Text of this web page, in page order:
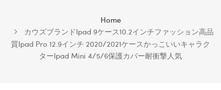
Home
カウズブランドipad 9ケース10.2インチファッション高品
質ipad Pro 12.9インチ 2020/2021ケースかっこいいキャラク
ターipad Mini 4/5/6保護カバー耐衝撃人気